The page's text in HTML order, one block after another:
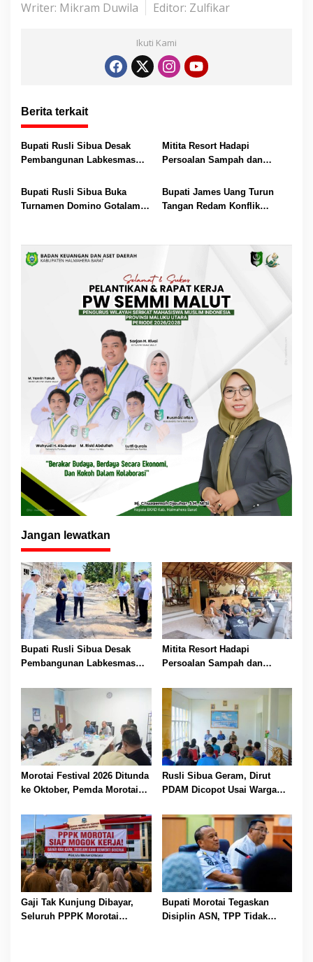
Writer: Mikram Duwila Editor: Zulfikar
Ikuti Kami
Berita terkait
Bupati Rusli Sibua Desak
Pembangunan Labkesmas
Agustus
Mitita Resort Hadapi
Persoalan Sampah dan
Bertindak
Bupati Rusli Sibua Buka
Turnamen Domino Gotalamo
Bupati James Uang Turun
Tangan Redam Konflik
Kerugian
Jangan lewatkan
Bupati Rusli Sibua Desak
Pembangunan Labkesmas
Agustus
Mitita Resort Hadapi
Persoalan Sampah dan
Bertindak
Morotai Festival 2026 Ditunda
ke Oktober, Pemda Morotai
Wisatawan
Rusli Sibua Geram, Dirut
PDAM Dicopot Usai Warga
Gaji Tak Kunjung Dibayar,
Seluruh PPPK Morotai
Bupati Morotai Tegaskan
Disiplin ASN, TPP Tidak